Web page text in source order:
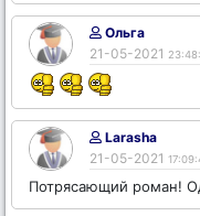
Ольга
21-05-2021
Larasha
21-05-2021
Потрясающий роман!